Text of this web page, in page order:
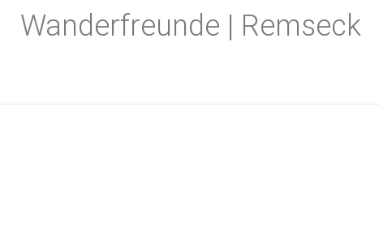
InhaltWanderfreunde | Remseck